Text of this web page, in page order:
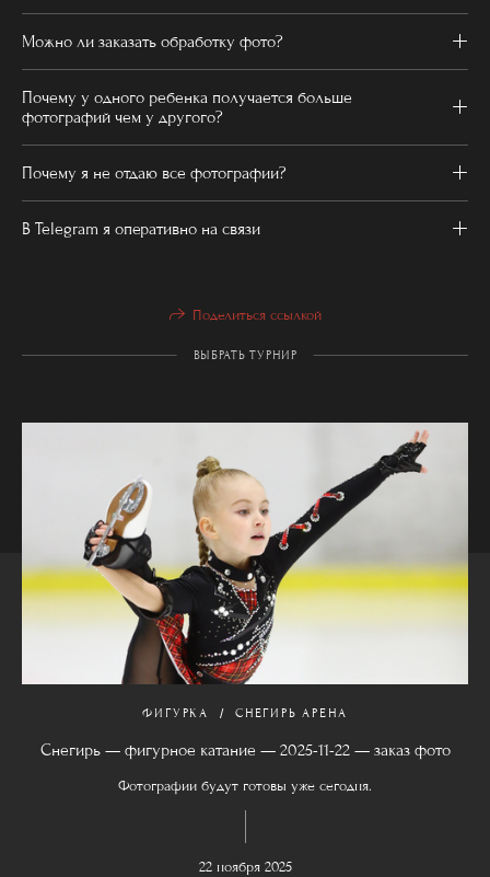
Можно ли заказать обработку фото?
Почему у одного ребенка получается больше
фотографий чем у другого?
Почему я не отдаю все фотографии?
В Telegram я оперативно на связи
Поделиться ссылкой
ВЫБРАТЬ ТУРНИР
ФИГУРКА СНЕГИРЬ АРЕНА
Снегирь — фигурное катание — 2025-11-22 — заказ фото
Фотографии будут готовы уже сегодня.
22 ноября 2025